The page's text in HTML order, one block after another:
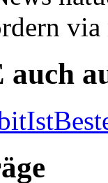
auch